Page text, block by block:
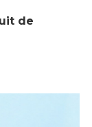
de